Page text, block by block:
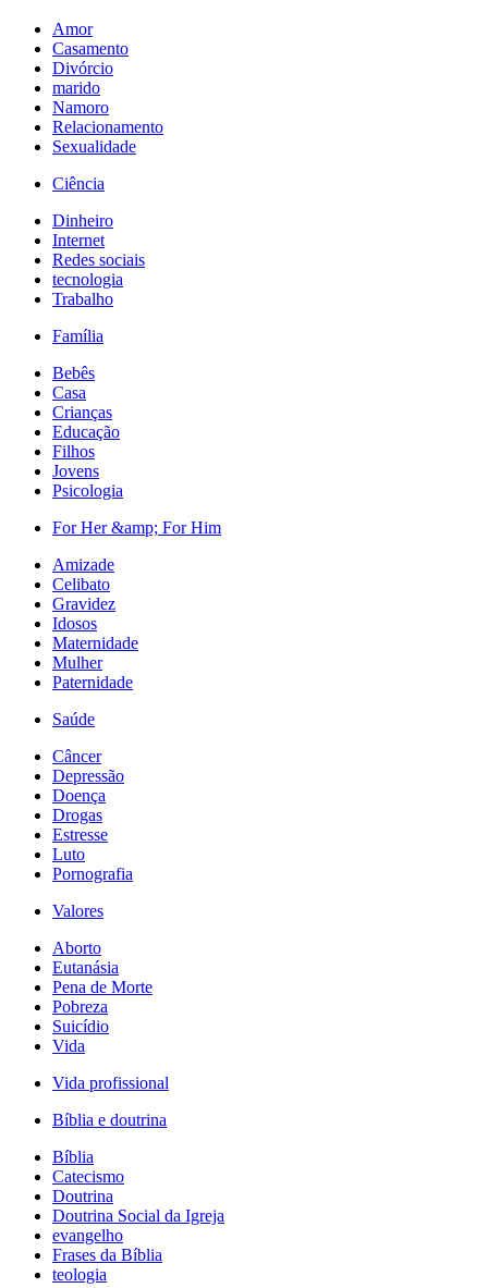
Amor
Casamento
Divórcio
marido
Namoro
Relacionamento
Sexualidade
Ciência
Dinheiro
Internet
Redes sociais
tecnologia
Trabalho
Família
Bebês
Casa
Crianças
Educação
Filhos
Jovens
Psicologia
For Her &amp; For Him
Amizade
Celibato
Gravidez
Idosos
Maternidade
Mulher
Paternidade
Saúde
Câncer
Depressão
Doença
Drogas
Estresse
Luto
Pornografia
Valores
Aborto
Eutanásia
Pena de Morte
Pobreza
Suicídio
Vida
Vida profissional
Bíblia e doutrina
Bíblia
Catecismo
Doutrina
Doutrina Social da Igreja
evangelho
Frases da Bíblia
teologia